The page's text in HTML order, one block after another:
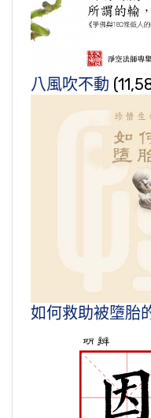
八風吹不動
如何救助被墮胎